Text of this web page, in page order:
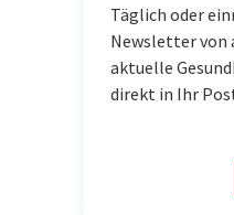
Täglich oder
Newsletter von
aktuelle
direkt in Ihr